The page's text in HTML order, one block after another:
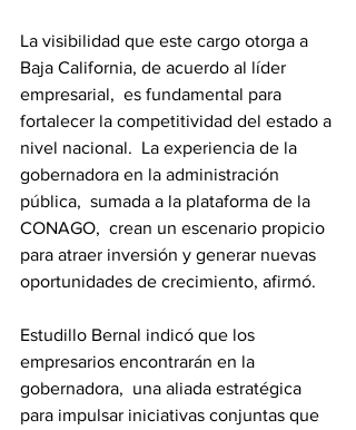
La visibilidad que este cargo otorga a
Baja California, de acuerdo al líder
empresarial,  es fundamental para
fortalecer la competitividad del estado a
nivel nacional.  La experiencia de la
gobernadora en la administración
pública,  sumada a la plataforma de la
CONAGO,  crean un escenario propicio
para atraer inversión y generar nuevas
oportunidades de crecimiento, afirmó.
Estudillo Bernal indicó que los
empresarios encontrarán en la
gobernadora,  una aliada estratégica
para impulsar iniciativas conjuntas que